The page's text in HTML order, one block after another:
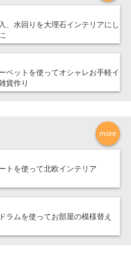
、水回りを大理石インテリアにし
ペットを使ってオシャレお手軽イ
貨作り
more
トを使って北欧インテリア
ラムを使ってお部屋の模様替え